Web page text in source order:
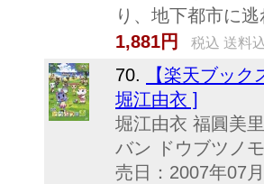
り、地下都市に
1,881円
税込 送料
70.
【楽天ブッ
堀江由衣 ]
堀江由衣 福圓美
バン ドウブツノ
売日：2007年07